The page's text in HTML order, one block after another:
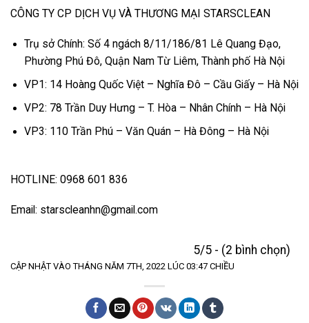
CÔNG TY CP DỊCH VỤ VÀ THƯƠNG MẠI STARSCLEAN
Trụ sở Chính: Số 4 ngách 8/11/186/81 Lê Quang Đạo,
Phường Phú Đô, Quận Nam Từ Liêm, Thành phố Hà Nội
VP1: 14 Hoàng Quốc Việt – Nghĩa Đô – Cầu Giấy – Hà Nội
VP2: 78 Trần Duy Hưng – T. Hòa – Nhân Chính – Hà Nội
VP3: 110 Trần Phú – Văn Quán – Hà Đông – Hà Nội
HOTLINE: 0968 601 836
Email: starscleanhn@gmail.com
5/5 - (2 bình chọn)
CẬP NHẬT VÀO THÁNG NĂM 7TH, 2022 LÚC 03:47 CHIỀU